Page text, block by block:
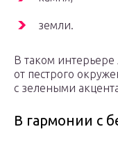
земли.
В таком интерьере
от пестрого
с зелеными
В гармонии с